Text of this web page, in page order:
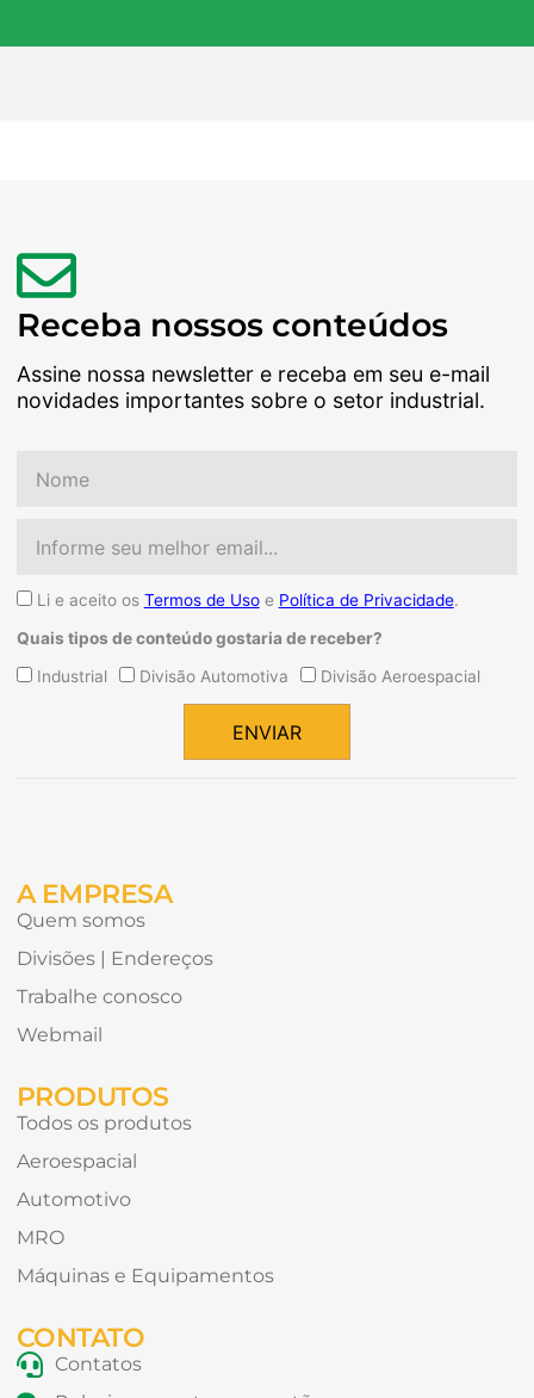
Receba nossos conteúdos
Assine nossa newsletter e receba em seu e-mail
novidades importantes sobre o setor industrial.
AceiteLi e aceito os Termos de Usoe Política de Privacidade.
Quais tipos de conteúdo gostaria de receber?
QuaisIndustrial Divisão Automotiva Divisão Aeroespacial
ENVIAR
A EMPRESA
Quem somos
Divisões | Endereços
Trabalhe conosco
Webmail
PRODUTOS
Todos os produtos
Aeroespacial
Automotivo
MRO
Máquinas e Equipamentos
CONTATO
Contatos